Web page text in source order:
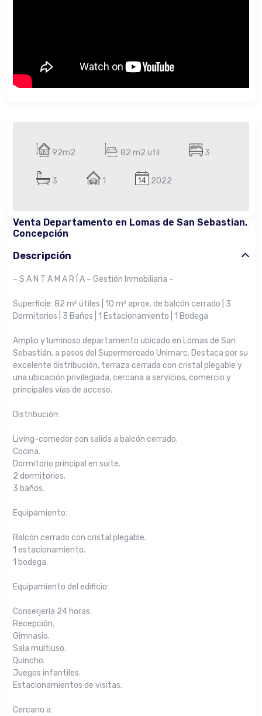
92m2 82 m2 util 3
3 1 2022
Venta Departamento en Lomas de San Sebastian,
Concepción
Descripción
– S A N T A M A R Í A – Gestión Inmobiliaria –
Superficie: 82 m² útiles | 10 m² aprox. de balcón cerrado | 3
Dormitorios | 3 Baños | 1 Estacionamiento | 1 Bodega
Amplio y luminoso departamento ubicado en Lomas de San
Sebastián, a pasos del Supermercado Unimarc. Destaca por su
excelente distribución, terraza cerrada con cristal plegable y
una ubicación privilegiada, cercana a servicios, comercio y
principales vías de acceso.
Distribución:
Living-comedor con salida a balcón cerrado.
Cocina.
Dormitorio principal en suite.
2 dormitorios.
3 baños.
Equipamiento:
Balcón cerrado con cristal plegable.
1 estacionamiento.
1 bodega.
Equipamiento del edificio:
Conserjería 24 horas.
Recepción.
Gimnasio.
Sala multiuso.
Quincho.
Juegos infantiles.
Estacionamientos de visitas.
Cercano a: